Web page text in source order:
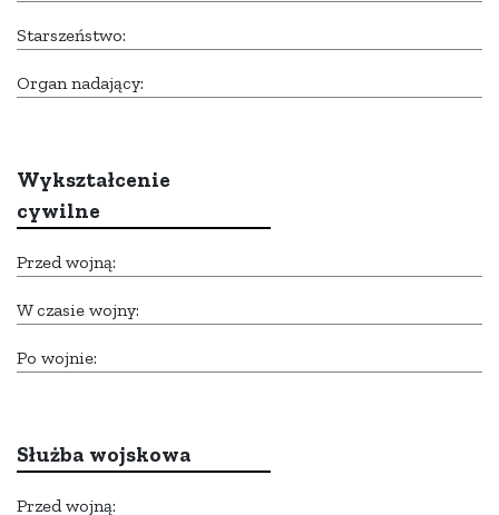
Starszeństwo:
Organ nadający:
Wykształcenie
cywilne
Przed wojną:
W czasie wojny:
Po wojnie:
Służba wojskowa
Przed wojną: